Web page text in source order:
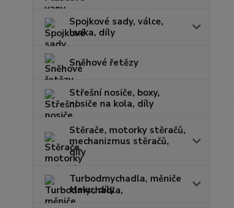
Spojkové sady, válce,
lanka, díly
Sněhové řetězy
Střešní nosiče, boxy,
nosiče na kola, díly
Stěrače, motorky stěračů,
mechanizmus stěračů,
díly
Turbodmychadla, měniče
tlaku, díly